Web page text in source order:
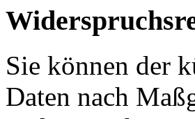
Sie können der
Daten nach